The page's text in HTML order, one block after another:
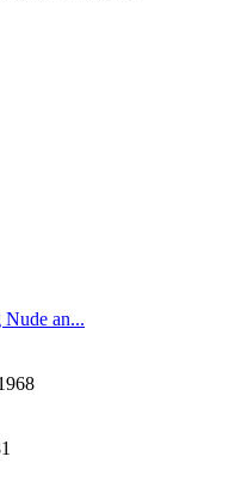
an...